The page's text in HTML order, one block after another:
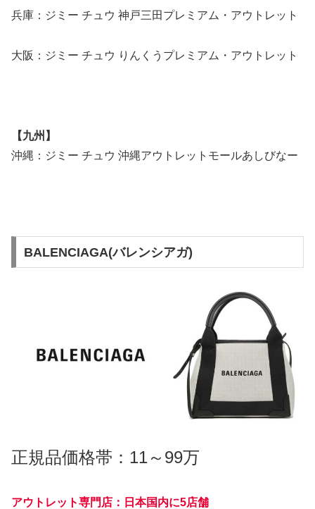
兵庫：ジミー チュウ 神戸三田プレミアム・アウトレット
大阪：ジミー チュウ りんくうプレミアム・アウトレット
【九州】
沖縄：ジミー チュウ 沖縄アウトレットモールあしびなー
BALENCIAGA(バレンシアガ)
正規品価格帯：11～99万
アウトレット専門店：日本国内に5店舗